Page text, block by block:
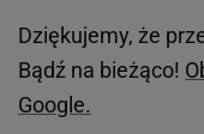
Dziękujemy, że
Bądź na bieżąco!
Google.